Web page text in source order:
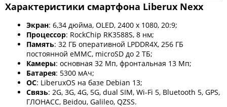
Характеристики смартфона Liberux Nexx
Экран: 6,34 дюйма, OLED, 2400 х 1080, 20:9;
Процессор: RockChip RK3588S, 8 нм;
Память: 32 ГБ оперативной LPDDR4X, 256 ГБ
постоянной eMMC, microSD до 2 ТБ;
Камеры: основная 32 Мп, фронтальная 13 Мп;
Батарея: 5300 мАч;
ОС: LiberuxOS на базе Debian 13;
Связь: 2G, 3G, 4G, 5G, dual SIM, Wi-Fi 5, Bluetooth 5, GPS,
ГЛОНАСС, Beidou, Galileo, QZSS.